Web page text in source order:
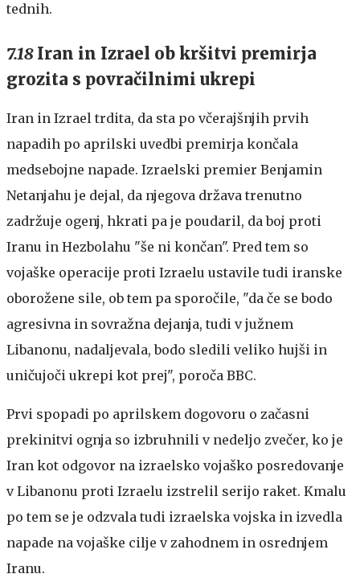
tednih.
7.18 Iran in Izrael ob kršitvi premirja
grozita s povračilnimi ukrepi
Iran in Izrael trdita, da sta po včerajšnjih prvih
napadih po aprilski uvedbi premirja končala
medsebojne napade. Izraelski premier Benjamin
Netanjahu je dejal, da njegova država trenutno
zadržuje ogenj, hkrati pa je poudaril, da boj proti
Iranu in Hezbolahu "še ni končan". Pred tem so
vojaške operacije proti Izraelu ustavile tudi iranske
oborožene sile, ob tem pa sporočile, "da če se bodo
agresivna in sovražna dejanja, tudi v južnem
Libanonu, nadaljevala, bodo sledili veliko hujši in
uničujoči ukrepi kot prej", poroča BBC.
Prvi spopadi po aprilskem dogovoru o začasni
prekinitvi ognja so izbruhnili v nedeljo zvečer, ko je
Iran kot odgovor na izraelsko vojaško posredovanje
v Libanonu proti Izraelu izstrelil serijo raket. Kmalu
po tem se je odzvala tudi izraelska vojska in izvedla
napade na vojaške cilje v zahodnem in osrednjem
Iranu.